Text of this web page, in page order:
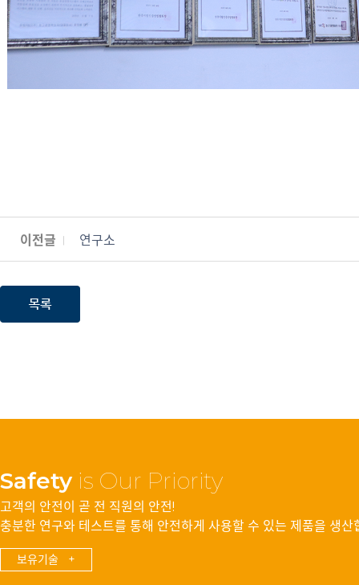
이전글 연구소
Safetyis Our Priority
고객의 안전이 곧 전 직원의 안전!
충분한 연구와 테스트를 통해 안전하게 사용할 수 있는 제품을 생산
보유기술 +